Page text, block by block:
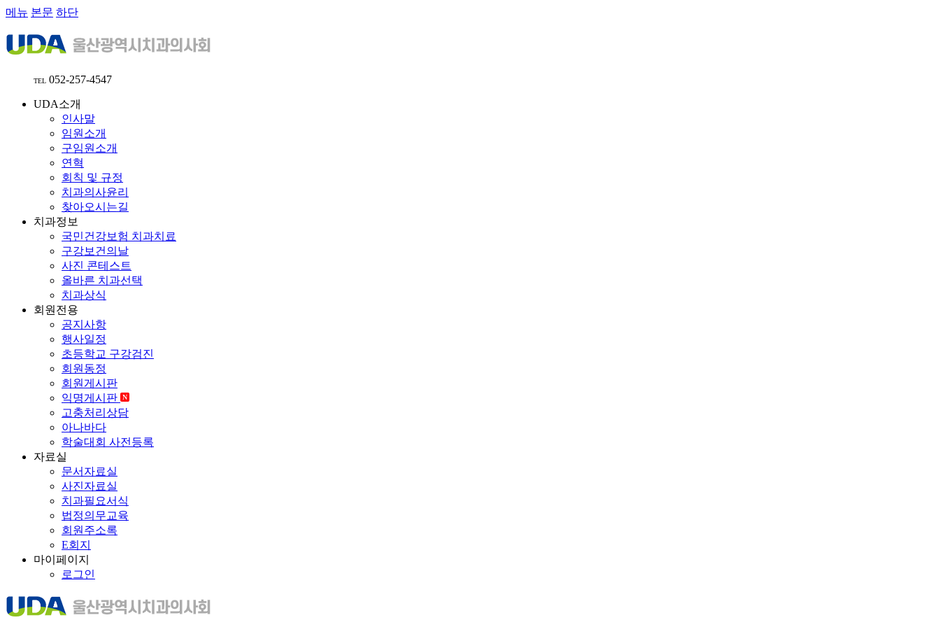
메뉴 본문 하단
TEL 052-257-4547
UDA소개
인사말
임원소개
구임원소개
연혁
회칙 및 규정
치과의사윤리
찾아오시는길
치과정보
국민건강보험 치과치료
구강보건의날
사진 콘테스트
올바른 치과선택
치과상식
회원전용
공지사항
행사일정
초등학교 구강검진
회원동정
회원게시판
익명게시판
N
고충처리상담
아나바다
학술대회 사전등록
자료실
문서자료실
사진자료실
치과필요서식
법정의무교육
회원주소록
E회지
마이페이지
로그인